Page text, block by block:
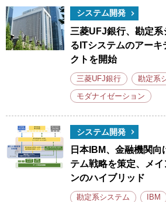
システム開発
三菱UFJ銀行、勘定
るITシステムのアー
クトを開始
三菱UFJ銀行 勘定系
モダナイゼーション
システム開発
日本IBM、金融機関
テム戦略を策定、メ
ンのハイブリッド
勘定系システム IBM